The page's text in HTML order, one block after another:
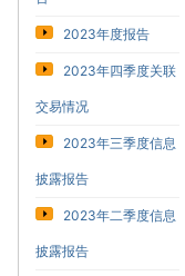
2023年度报告
2023年四季度关联
交易情况
2023年三季度信息
披露报告
2023年二季度信息
披露报告